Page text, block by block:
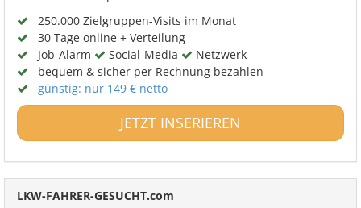
250.000 Zielgruppen-Visits im Monat
30 Tage online + Verteilung
Job-Alarm
Social-Media
Netzwerk
bequem & sicher per Rechnung bezahlen
günstig: nur 149 € netto
JETZT INSERIEREN
LKW-FAHRER-GESUCHT.com